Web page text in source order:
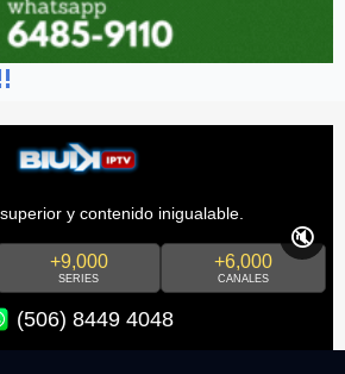
y contenido inigualable.
+9,000
SERIES
+6,000
CANALES
(506) 8449 4048
🔇